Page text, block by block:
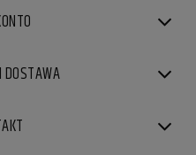
DOSTAWA